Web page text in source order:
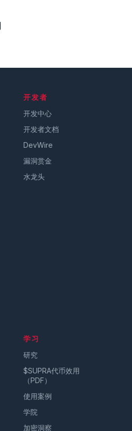
开发者
开发中心
开发者文档
DevWire
漏洞赏金
水龙头
学习
研究
$SUPRA代币效用
（PDF）
使用案例
学院
加密洞察